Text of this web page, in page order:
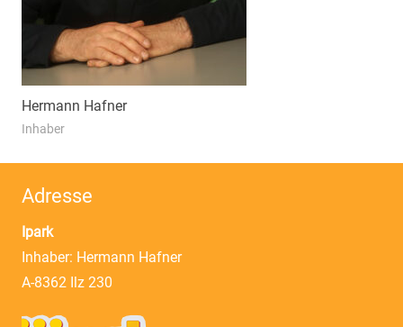
Hermann Hafner
Inhaber
Adresse
Ipark
Inhaber: Hermann Hafner
A-8362 Ilz 230